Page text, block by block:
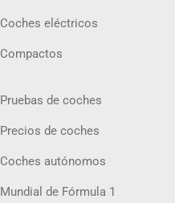
Coches eléctricos
Compactos
Pruebas de coches
Precios de coches
Coches autónomos
Mundial de Fórmula 1